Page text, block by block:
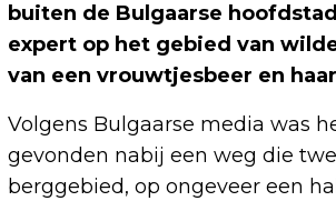
buiten de Bulgaarse
expert op het gebied van
van een vrouwtjesbeer en
Volgens Bulgaarse media was
gevonden nabij een weg die
berggebied, op ongeveer een